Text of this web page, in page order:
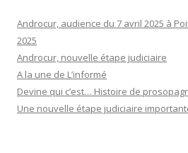
Androcur, audience du 7 avril 2025 à
2025
Androcur, nouvelle étape judiciaire
A la une de L’informé
Devine qui c’est… Histoire de
Une nouvelle étape judiciaire